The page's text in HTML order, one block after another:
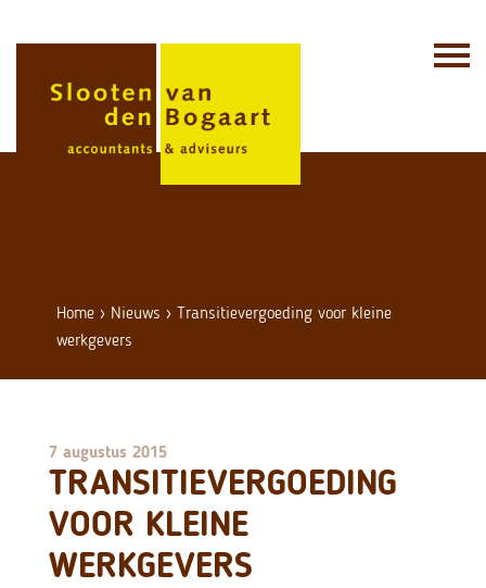
Home › Nieuws ›Transitievergoeding voor kleine
werkgevers
7 augustus 2015
TRANSITIEVERGOEDING
VOOR KLEINE
WERKGEVERS